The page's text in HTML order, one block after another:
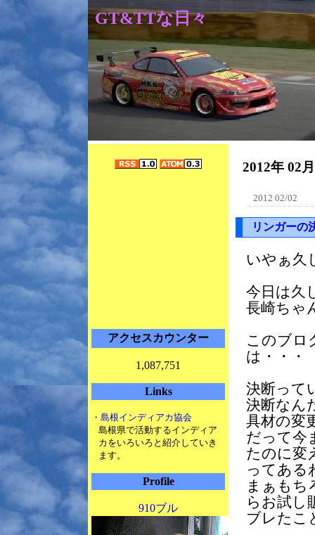
GT&TTな日々
アクセスカウンター
1,087,751
Links
・島根インディアカ協会
島根県で活動するインディア
カをいろいろと紹介していき
ます。
Profile
910ブル
2012年 02
2012 02/02
リンガーの
いやぁ久
今日は久
長崎ちゃ
このブロ
は・・・
決断って
決断なん
具材の変
だって今
たのに変
ってある
まぁもち
らお試し
ブレたこ